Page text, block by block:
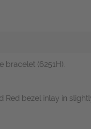
bracelet (6251H).
Red bezel inlay in